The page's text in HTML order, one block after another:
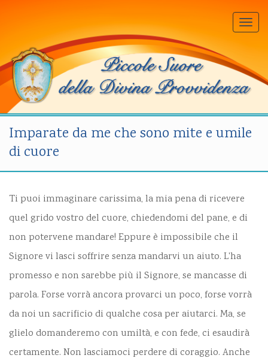
Imparate da me che sono mite e umile
di cuore
Ti puoi immaginare carissima, la mia pena di ricevere
quel grido vostro del cuore, chiedendomi del pane, e di
non potervene mandare! Eppure è impossibile che il
Signore vi lasci soffrire senza mandarvi un aiuto. L'ha
promesso e non sarebbe più il Signore, se mancasse di
parola. Forse vorrà ancora provarci un poco, forse vorrà
da noi un sacrificio di qualche cosa per aiutarci. Ma, se
glielo domanderemo con umiltà, e con fede, ci esaudirà
certamente. Non lasciamoci perdere di coraggio. Anche